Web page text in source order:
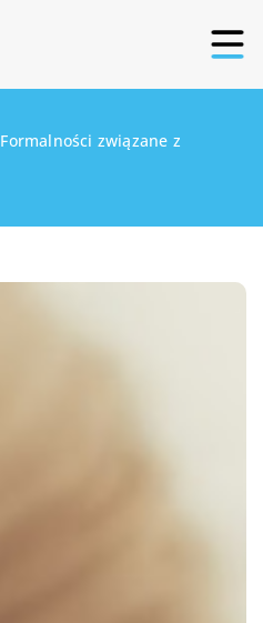
Formalności związane z